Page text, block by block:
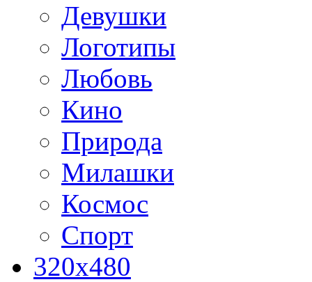
Девушки
Логотипы
Любовь
Кино
Природа
Милашки
Космос
Спорт
320x480